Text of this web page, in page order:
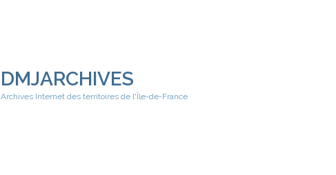
DMJARCHIVES
Archives Internet des territoires de l'Île-de-France